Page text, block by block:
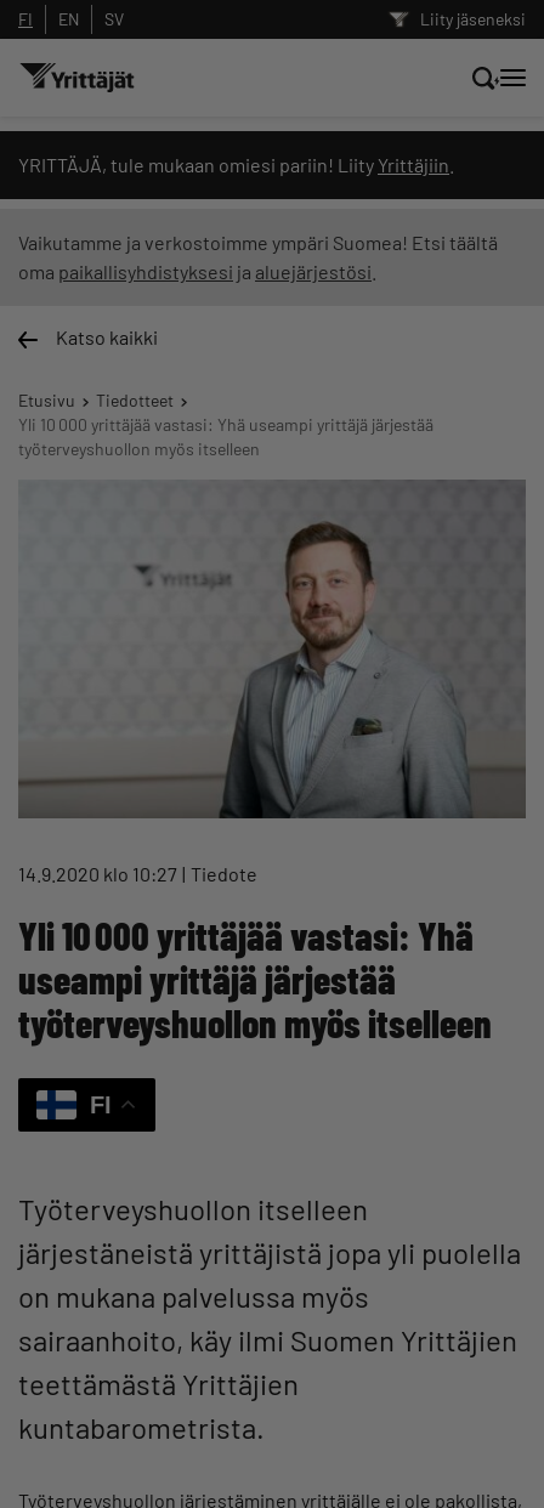
Liity jäseneksi
FI EN SV
YRITTÄJÄ, tule mukaan omiesi pariin! Liity Yrittäjiin
Vaikutamme ja verkostoimme ympäri Suomea! Etsi täältä
oma paikallisyhdistyksesi ja aluejärjestösi
Katso kaikki
Etusivu
Tiedotteet
Yli 10 000 yrittäjää vastasi: Yhä useampi yrittäjä järjestää
työterveyshuollon myös itselleen
14.9.2020 klo 10:27 Tiedote
Yli 10 000 yrittäjää vastasi: Yhä
useampi yrittäjä järjestää
työterveyshuollon myös itselleen
FI
Työterveyshuollon itselleen
järjestäneistä yrittäjistä jopa yli puolella
on mukana palvelussa myös
sairaanhoito, käy ilmi Suomen Yrittäjien
teettämästä Yrittäjien
kuntabarometrista.
Työterveyshuollon järjestäminen yrittäjälle ei ole pakollista,
Hae sivustolta tai kysy suoraan
Yrittäjien tekoälyltä